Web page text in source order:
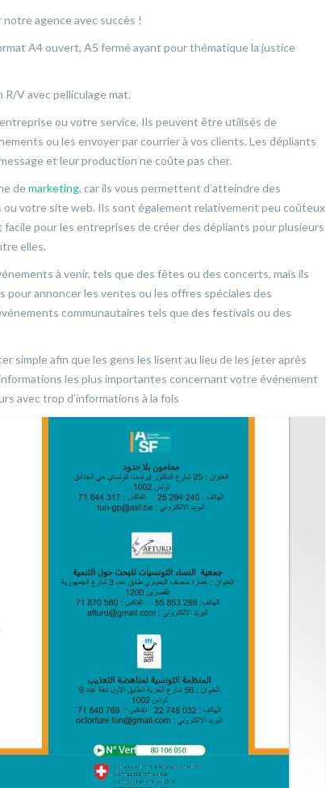
agence avec succès !
A4 ouvert, A5 fermé ayant pour thématique la justice
V avec pelliculage mat.
ou votre service. Ils peuvent être utilisés de
ou les envoyer par courrier à vos clients. Les dépliants
et leur production ne coûte pas cher.
demarketing, car ils vous permettent d’atteindre des
votre site web. Ils sont également relativement peu coûteux
pour les entreprises de créer des dépliants pour plusieurs
elles.
à venir, tels que des fêtes ou des concerts, mais ils
pour annoncer les ventes ou les offres spéciales des
communautaires tels que des festivals ou des
simple afin que les gens les lisent au lieu de les jeter après
les plus importantes concernant votre événement
avec trop d’informations à la fois